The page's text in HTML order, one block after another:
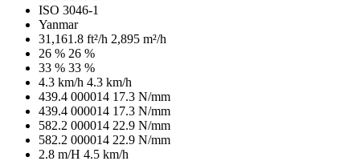
ISO 3046-1
Yanmar
31,161.8 ft²/h 2,895 m²/h
26 % 26 %
33 % 33 %
4.3 km/h 4.3 km/h
439.4 000014 17.3 N/mm
439.4 000014 17.3 N/mm
582.2 000014 22.9 N/mm
582.2 000014 22.9 N/mm
2.8 m/H 4.5 km/h